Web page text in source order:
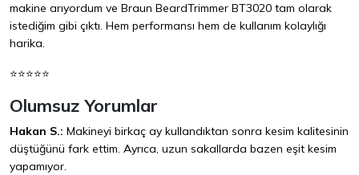
makine arıyordum ve Braun BeardTrimmer BT3020 tam olarak
istediğim gibi çıktı. Hem performansı hem de kullanım kolaylığı
harika.
⭐⭐⭐⭐⭐
Olumsuz Yorumlar
Hakan S.: Makineyi birkaç ay kullandıktan sonra kesim kalitesinin
düştüğünü fark ettim. Ayrıca, uzun sakallarda bazen eşit kesim
yapamıyor.